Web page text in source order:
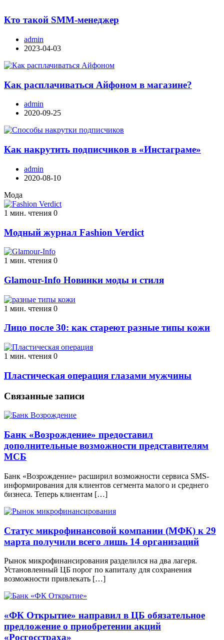
Кто такой SMM-менеджер
admin
2023-04-03
Как расплачиваться Айфоном в магазине?
admin
2020-09-25
Как накрутить подписчиков в «Инстаграме»
admin
2020-08-10
Мода
1 мин. чтения 0
Модный журнал Fashion Verdict
1 мин. чтения 0
Glamour-Info Новинки моды и стиля
1 мин. чтения 0
Лицо после 30: как стареют разные типы кожи
1 мин. чтения 0
Пластическая операция глазами мужчины
Связанные записи
Банк «Возрождение» предоставил
дополнительные возможности представителям
МСБ
Банк «Возрождение» расширил возможности сервиса SMS-
информирования для клиентов сегмента малого и среднего
бизнеса. Теперь клиентам […]
Cтатус микрофинансовой компании (МФК) к 29
марта получили всего лишь 14 организаций
Рынок микрофинансирования разделился на два лагеря.
Установленный ЦБ порог по капиталу для сохранения
возможности привлекать […]
«ФК Открытие» направил в ЦБ обязательное
предложение о приобретении акций
«Росгосстраха»